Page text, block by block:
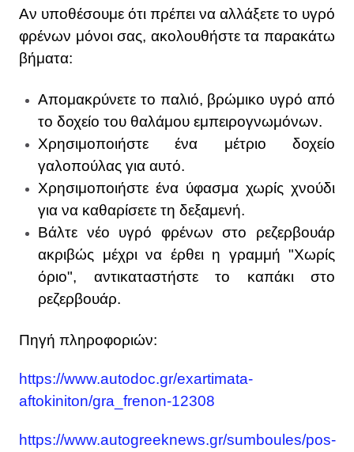
Αν υποθέσουμε ότι πρέπει να αλλάξετε το υγρό
φρένων μόνοι σας, ακολουθήστε τα παρακάτω
βήματα:
Απομακρύνετε το παλιό, βρώμικο υγρό από
το δοχείο του θαλάμου εμπειρογνωμόνων.
Χρησιμοποιήστε ένα μέτριο δοχείο
γαλοπούλας για αυτό.
Χρησιμοποιήστε ένα ύφασμα χωρίς χνούδι
για να καθαρίσετε τη δεξαμενή.
Βάλτε νέο υγρό φρένων στο ρεζερβουάρ
ακριβώς μέχρι να έρθει η γραμμή "Χωρίς
όριο", αντικαταστήστε το καπάκι στο
ρεζερβουάρ.
Πηγή πληροφοριών:
https://www.autodoc.gr/exartimata-
aftokiniton/gra_frenon-12308
https://www.autogreeknews.gr/sumboules/pos-